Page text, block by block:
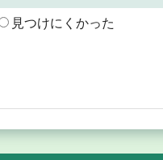
見つけにくかった